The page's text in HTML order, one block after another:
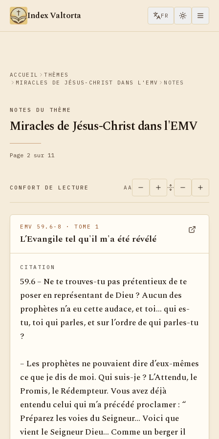
Aller au contenu
Index Valtorta FR
ACCUEIL
THÈMES
MIRACLES DE JÉSUS-CHRIST DANS L'EMV
NOTES
NOTES DU THÈME
Miracles de Jésus-Christ dans l'EMV
Page 2 sur 11
CONFORT DE LECTURE AA
EMV 59.6-8 · TOME 1
L’Evangile tel qu'il m'a été révélé
CITATION
59.6 – Ne te trouves-tu pas prétentieux de te
poser en représentant de Dieu ? Aucun des
prophètes n’a eu cette audace, et toi... qui es-
tu, toi qui parles, et sur l’ordre de qui parles-tu
?
– Les prophètes ne pouvaient dire d’eux-mêmes
ce que je dis de moi. Qui suis-je ? L’Attendu, le
Promis, le Rédempteur. Vous avez déjà
entendu celui qui m’a précédé proclamer : “
Préparez les voies du Seigneur... Voici que
vient le Seigneur Dieu... Comme un berger il